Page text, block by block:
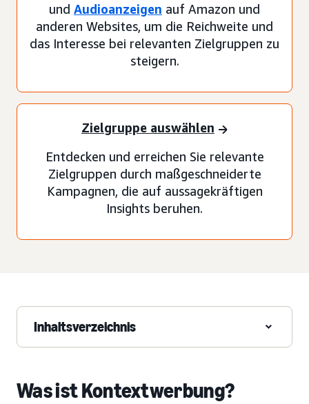
und Audioanzeigen auf Amazon und
anderen Websites, um die Reichweite und
das Interesse bei relevanten Zielgruppen zu
steigern.
Zielgruppe auswählen
Entdecken und erreichen Sie relevante
Zielgruppen durch maßgeschneiderte
Kampagnen, die auf aussagekräftigen
Insights beruhen.
Inhaltsverzeichnis
Was ist Kontextwerbung?